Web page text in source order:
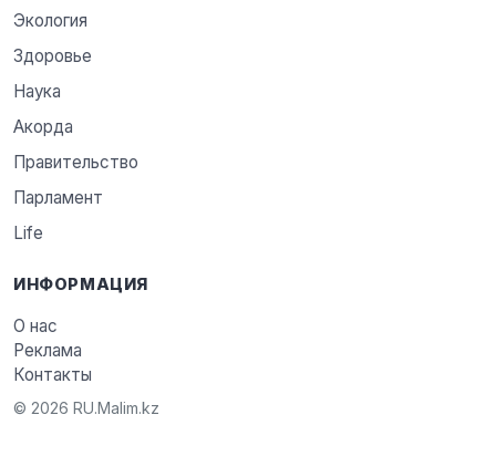
Экология
Здоровье
Наука
Акорда
Правительство
Парламент
Life
ИНФОРМАЦИЯ
О нас
Реклама
Контакты
© 2026 RU.Malim.kz